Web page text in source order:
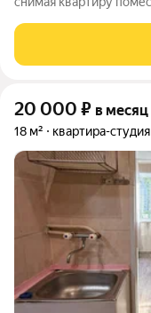
(покупка постельного
других мелочей для
20 000 ₽ в месяц
18 м² квартира-студия